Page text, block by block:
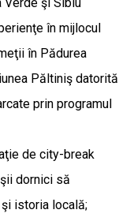
în mijlocul
în Pădurea
Păltiniş datorită
prin programul
de city-break
dornici să
istoria locală;